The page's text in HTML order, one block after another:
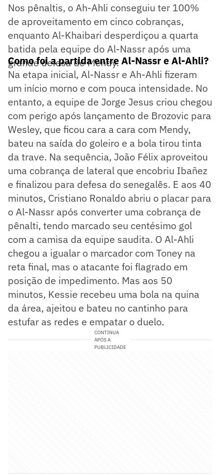
Nos pênaltis, o Ah-Ahli conseguiu ter 100%
de aproveitamento em cinco cobranças,
enquanto Al-Khaibari desperdiçou a quarta
batida pela equipe do Al-Nassr após uma
grande defesa de Mendy.
Como foi a partida entre Al-Nassr e Al-Ahli?
Na etapa inicial, Al-Nassr e Ah-Ahli fizeram
um início morno e com pouca intensidade. No
entanto, a equipe de Jorge Jesus criou chegou
com perigo após lançamento de Brozovic para
Wesley, que ficou cara a cara com Mendy,
bateu na saída do goleiro e a bola tirou tinta
da trave. Na sequência, João Félix aproveitou
uma cobrança de lateral que encobriu Ibañez
e finalizou para defesa do senegalês. E aos 40
minutos, Cristiano Ronaldo abriu o placar para
o Al-Nassr após converter uma cobrança de
pênalti, tendo marcado seu centésimo gol
com a camisa da equipe saudita. O Al-Ahli
chegou a igualar o marcador com Toney na
reta final, mas o atacante foi flagrado em
posição de impedimento. Mas aos 50
minutos, Kessie recebeu uma bola na quina
da área, ajeitou e bateu no cantinho para
estufar as redes e empatar o duelo.
CONTINUA
APÓS A
PUBLICIDADE